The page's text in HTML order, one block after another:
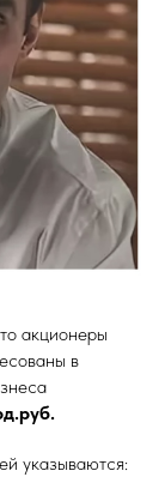
акционеры
в
указываются: